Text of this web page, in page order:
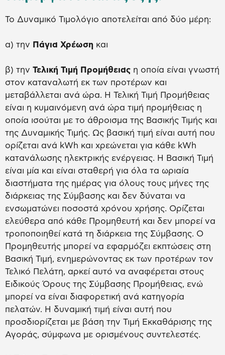
Το Δυναμικό Τιμολόγιο αποτελείται από δύο μέρη:
α) την Πάγια Χρέωση και
β) την Τελική Τιμή Προμήθειας η οποία είναι γνωστή
στον καταναλωτή εκ των προτέρων και
μεταβάλλεται ανά ώρα. Η Τελική Τιμή Προμήθειας
είναι η κυμαινόμενη ανά ώρα τιμή προμήθειας η
οποία ισούται με το άθροισμα της Βασικής Τιμής και
της Δυναμικής Τιμής. Ως βασική τιμή είναι αυτή που
ορίζεται ανά kWh και χρεώνεται για κάθε kWh
κατανάλωσης ηλεκτρικής ενέργειας. Η Βασική Τιμή
είναι μία και είναι σταθερή για όλα τα ωριαία
διαστήματα της ημέρας για όλους τους μήνες της
διάρκειας της Σύμβασης και δεν δύναται να
ενσωματώνει ποσοστά χρόνου χρήσης. Ορίζεται
ελεύθερα από κάθε Προμηθευτή και δεν μπορεί να
τροποποιηθεί κατά τη διάρκεια της Σύμβασης. Ο
Προμηθευτής μπορεί να εφαρμόζει εκπτώσεις στη
Βασική Τιμή, ενημερώνοντας εκ των προτέρων τον
Τελικό Πελάτη, αρκεί αυτό να αναφέρεται στους
Ειδικούς Όρους της Σύμβασης Προμήθειας, ενώ
μπορεί να είναι διαφορετική ανά κατηγορία
πελατών. Η δυναμική τιμή είναι αυτή που
προσδιορίζεται με βάση την Τιμή Εκκαθάρισης της
Αγοράς, σύμφωνα με ορισμένους συντελεστές.